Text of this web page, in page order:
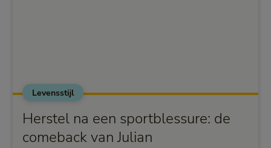
Levensstijl
Herstel na een sportblessure: de
comeback van Julian